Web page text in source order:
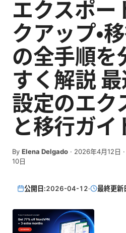
エクスポー
クアップ・
の全手順を
すく解説
設定のエク
と移行ガイ
By Elena Delgado · 2026年4月12日 ·
10日
公開日:2026-04-12· 最終更新